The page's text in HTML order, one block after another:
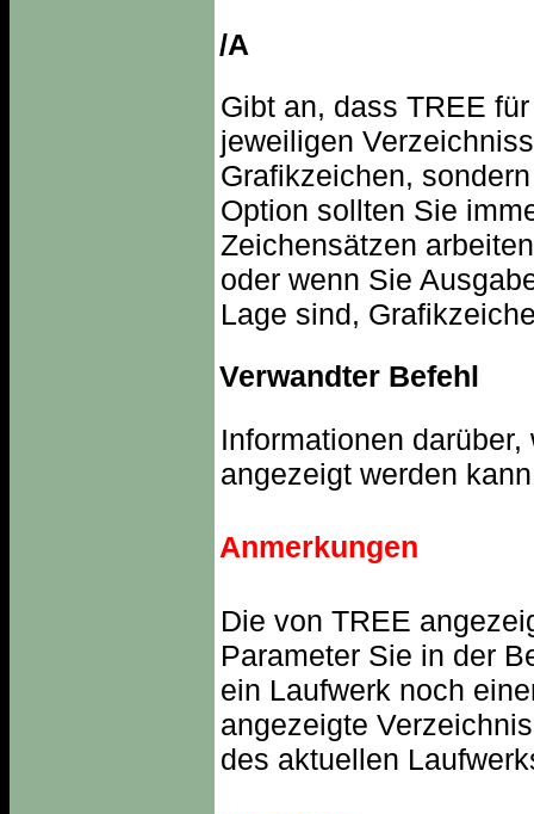
/A
Gibt an, dass TREE
jeweiligen
Grafikzeichen,
Option sollten Sie
Zeichensätzen
oder wenn Sie
Lage sind,
Verwandter Befehl
Informationen
angezeigt werden
Anmerkungen
Die von TREE
Parameter Sie in der
ein Laufwerk noch
angezeigte
des aktuellen